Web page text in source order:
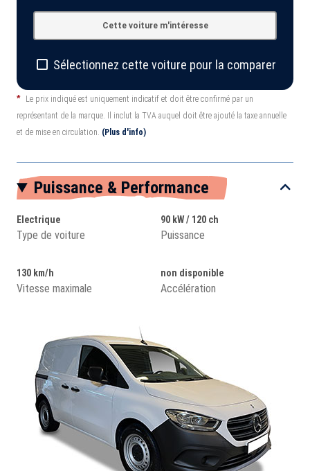
Cette voiture m'intéresse
Sélectionnez cette voiture pour la comparer
*
Le prix indiqué est uniquement indicatif et doit être confirmé par un
représentant de la marque. Il inclut la TVA auquel doit être ajouté la taxe annuelle
et de mise en circulation. (Plus d'info)
Puissance & Performance
Electrique
Type de voiture
90 kW / 120 ch
Puissance
130 km/h
Vitesse maximale
non disponible
Accélération